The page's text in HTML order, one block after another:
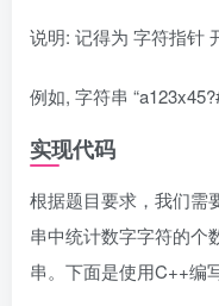
说明: 记得为 字符指针
例如, 字符串
实现代码
根据题目要求，我们需
串中统计数字字符的个
串。下面是使用C++编